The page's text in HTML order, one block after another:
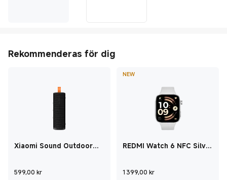
Rekommenderas för dig
Xiaomi Sound Outdoor
599,00 kr
NEW
REDMI Watch 6 NFC Silver
1 399,00 kr